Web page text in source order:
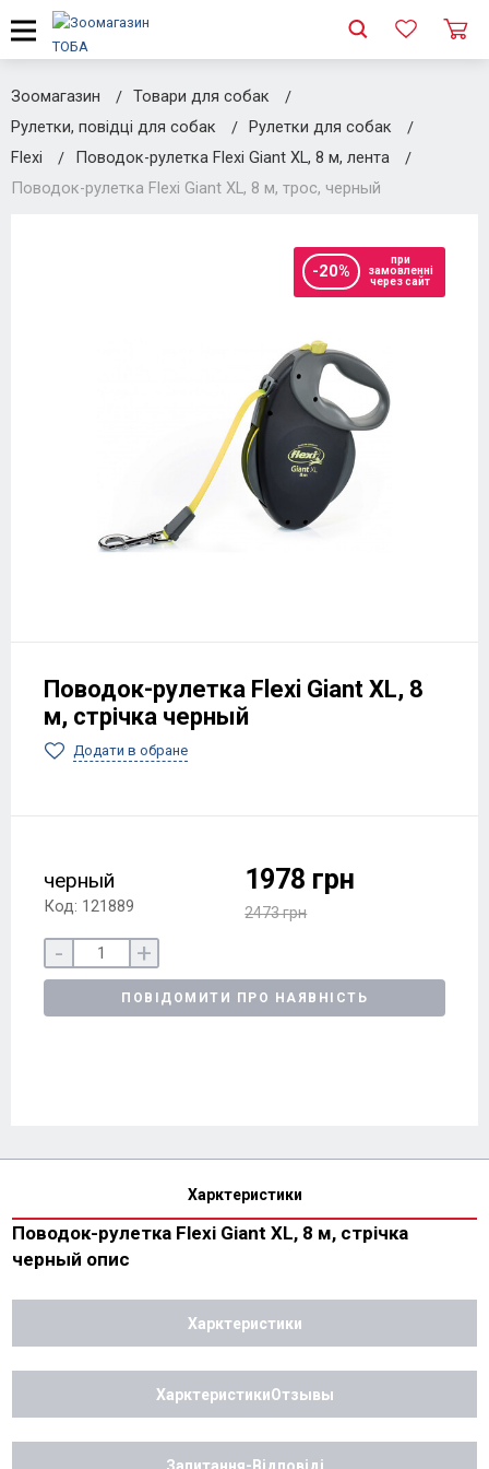
Зоомагазин
Товари для собак
Рулетки, повідці для собак
Рулетки для собак
Flexi
Поводок-рулетка Flexi Giant XL, 8 м, лента
Поводок-рулетка Flexi Giant XL, 8 м, трос, черный
-20%
при
замовленні
через сайт
Поводок-рулетка Flexi Giant XL, 8
м, стрічка черный
Додати в обране
черный
Код: 121889
1978 грн
2473 грн
- +
ПОВІДОМИТИ ПРО НАЯВНІСТЬ
Харктеристики
Поводок-рулетка Flexi Giant XL, 8 м, стрічка
черный опис
Харктеристики
ХарктеристикиОтзывы
Запитання-Відповіді